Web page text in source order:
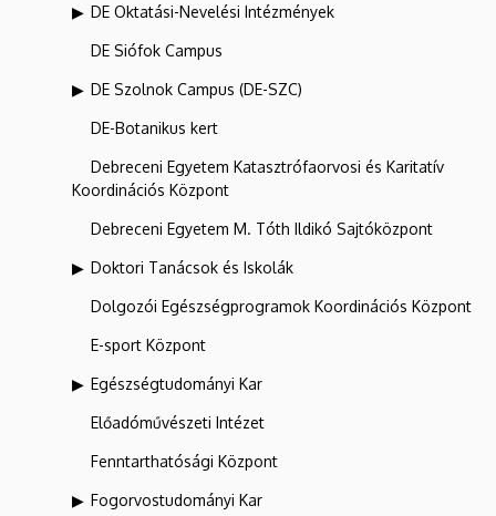
DE Oktatási-Nevelési Intézmények
DE Siófok Campus
DE Szolnok Campus (DE-SZC)
DE-Botanikus kert
Debreceni Egyetem Katasztrófaorvosi és Karitatív
Koordinációs Központ
Debreceni Egyetem M. Tóth Ildikó Sajtóközpont
Doktori Tanácsok és Iskolák
Dolgozói Egészségprogramok Koordinációs Központ
E-sport Központ
Egészségtudományi Kar
Előadóművészeti Intézet
Fenntarthatósági Központ
Fogorvostudományi Kar